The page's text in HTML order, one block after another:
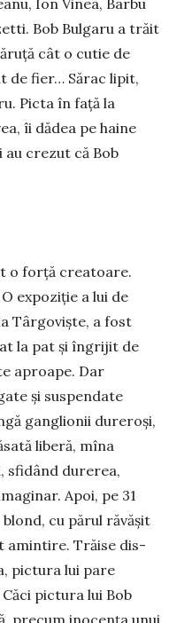
Bob Bulgaru a trăit
cât o cutie de
de fier… Sărac lipit,
Picta în față la
îi dădea pe haine
crezut că Bob
o forță crea­toare.
ex­poziție a lui de
Târ­govişte, a fost
la pat și îngrijit de
aproape. Dar
şi suspendate
ganglionii dureroşi,
liberă, mîna
sfidând durerea,
Apoi, pe 31
cu părul răvăşit
amintire. Trăise dis­
pictura lui pare
pictura lui Bob
precum ino­cenţa unui